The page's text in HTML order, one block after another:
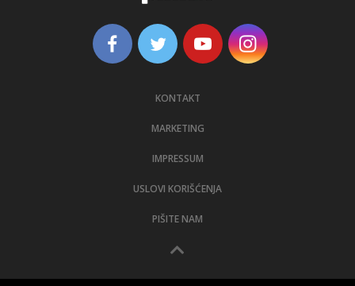
KONTAKT
MARKETING
IMPRESSUM
USLOVI KORIŠĆENJA
PIŠITE NAM